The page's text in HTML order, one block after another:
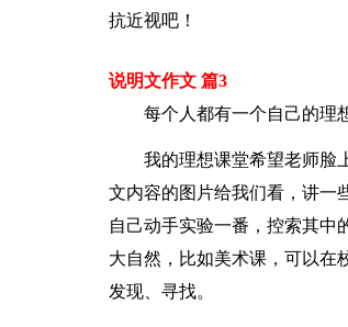
抗近视吧！
说明文作文 篇3
每个人都有一个自己的理
我的理想课堂希望老师脸
文内容的图片给我们看，讲一
自己动手实验一番，控索其中
大自然，比如美术课，可以在
发现、寻找。